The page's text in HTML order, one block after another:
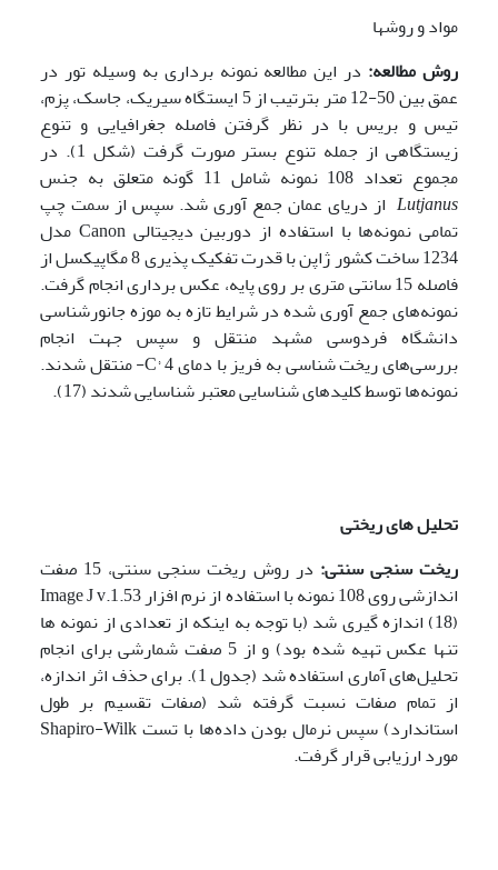
مواد و روشها
روش مطالعه: در این مطالعه نمونه برداری به وسیله تور در
عمق بین 50-12 متر بترتیب از 5 ایستگاه سیریک، جاسک، پزم،
تیس و بریس با در نظر گرفتن فاصله جغرافیایی و تنوع
زیستگاهی از جمله تنوع بستر صورت گرفت (شکل 1). در
مجموع تعداد 108 نمونه شامل 11 گونه متعلق به جنس
Lutjanus از دریای عمان جمع آوری شد. سپس از سمت چپ
تمامی نمونه‌ها با استفاده از دوربین دیجیتالی Canon مدل
1234 ساخت کشور ژاپن با قدرت تفکیک پذیری 8 مگاپیکسل از
فاصله 15 سانتی متری بر روی پایه، عکس برداری انجام گرفت.
نمونه‌های جمع آوری شده در شرایط تازه به موزه جانورشناسی
دانشگاه فردوسی مشهد منتقل و سپس جهت انجام
بررسی‌های ریخت شناسی به فریز با دمای C° 4- منتقل شدند.
نمونه‌ها توسط کلیدهای شناسایی معتبر شناسایی شدند (17).
تحلیل های ریختی
ریخت سنجی سنتی:
در روش ریخت سنجی سنتی، 15 صفت
اندازشی روی 108 نمونه با استفاده از نرم افزار Image J v.1.53
(18) اندازه گیری شد (با توجه به اینکه از تعدادی از نمونه ها
تنها عکس تهیه شده بود) و از 5 صفت شمارشی برای انجام
تحلیل‌های آماری استفاده شد (جدول 1). برای حذف اثر اندازه،
از تمام صفات نسبت گرفته شد (صفات تقسیم بر طول
استاندارد) سپس نرمال بودن داده‌ها با تست Shapiro-Wilk
مورد ارزیابی قرار گرفت.